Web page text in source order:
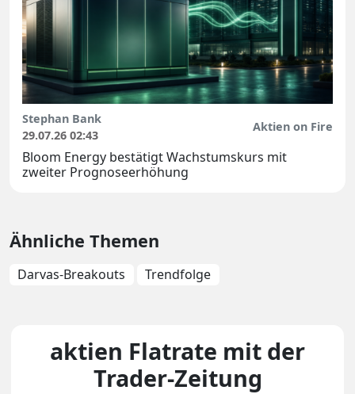
Stephan Bank
29.07.26 02:43
Aktien on Fire
Bloom Energy bestätigt Wachstumskurs mit
zweiter Prognoseerhöhung
Ähnliche Themen
Darvas-Breakouts Trendfolge
aktien Flatrate mit der
Trader-Zeitung